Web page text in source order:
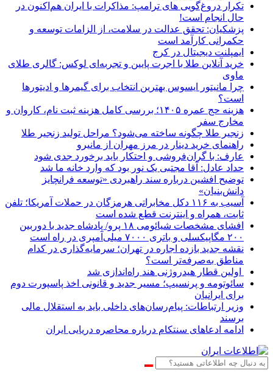
تکرار دروغ‌گویی های ترامپ: مذاکرات با ایران هم‌اکنون در
حال انجام است!
پزشکیان: تحقق عدالت در سلامت، از الزامات توسعه و
حکمرانی کارآمد است
ایمپلنت دیجیتال در کرج
خرید آنلاین طلا با اجرت پایین و تجربه‌ای لوکس: گالری طلای
ماوی
چرا مانیتور ایسوس بهترین انتخاب برای گیمرها و ادیتورها
است؟
هزینه حج عمره ۱۴۰۵؛ بررسی کامل هزینه ثبت نام، کاروان و
مخارج سفر
زنجیر طلا چگونه ساخته می‌شود؟ مراحل تولید زنجیر طلا
راهنمای خرید دینار در مرز مهران از مانیرو
عارف: با گران‌فروشی و احتکار باید برخورد جدی شود
حداد عادل: آقا مجتبی یک نور بود که وارد خانه ما شد
توضیح افشین درباره سند راهبردی «توسعه فرانچایز
دانش‌بنیان»
آسیب به ۱۱۶ دکل مخابراتی هرمزگان در حملات آمریکا؛ تلفن
ثابت، همراه و اینترنت ‌قطع شده است
افشای مشخصات شیائومی ۱۸ پرو/ پادشاه جدید با دوربین
۲۰۰ مگاپیکسلی و باتری ۷۰۰۰ میلی‌آمپری در راه است
نقشه جدید بازده اجاره در تهران؛ سرمایه‌گذاری در کدام
مناطق به‌صرفه‌تر است؟
اولین قطار هیدروژنی هند راه‌اندازی شد
سائوتومه و پرنسیپ؛ مسیر جدید و قانونی اخذ پاسپورت دوم
برای ایرانیان
وزیر ارتباطات: پیام‌رسان‌های داخلی باید به استقلال مالی
برسند
ادامه ادعاهای سنتکام درباره محاصره دریایی ایران